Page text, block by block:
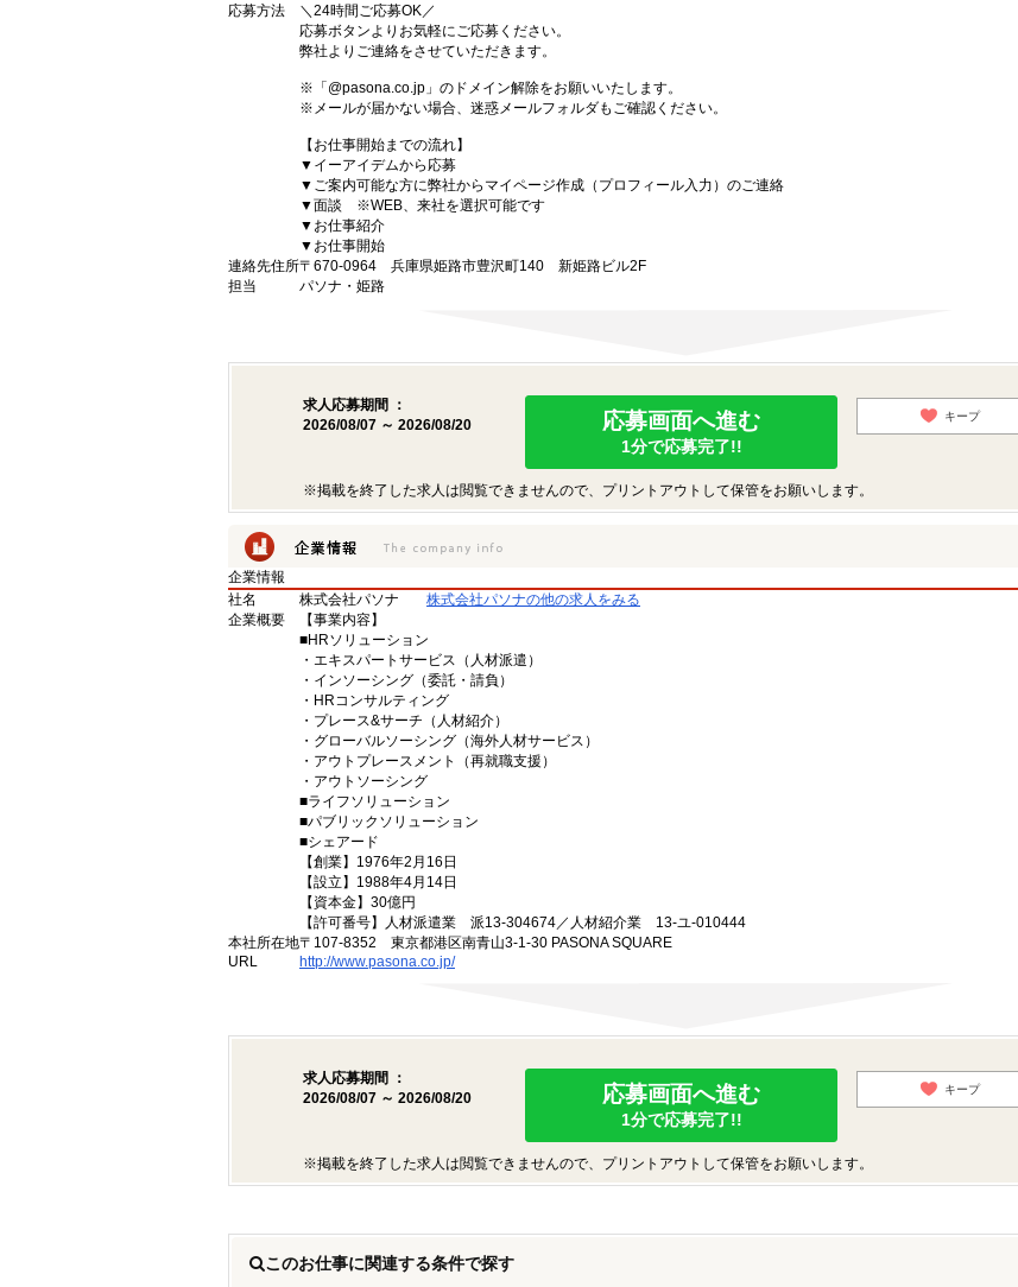
応募方法
＼24時間ご応募OK／
応募ボタンよりお気軽にご応募ください。
弊社よりご連絡をさせていただきます。
※「@pasona.co.jp」のドメイン解除をお願いいたします。
※メールが届かない場合、迷惑メールフォルダもご確認ください。
【お仕事開始までの流れ】
▼イーアイデムから応募
▼ご案内可能な方に弊社からマイページ作成（プロフィール入力）のご連絡
▼面談 ※WEB、来社を選択可能です
▼お仕事紹介
▼お仕事開始
連絡先住所〒670-0964 兵庫県姫路市豊沢町140 新姫路ビル2F
担当
パソナ・姫路
求人応募期間 ：
2026/08/07 ～ 2026/08/20
応募画面へ進む
1分で応募完了!!
キープ
※掲載を終了した求人は閲覧できませんので、プリントアウトして保管をお願いします。
企業情報
社名
株式会社パソナ
株式会社パソナの他の求人をみる
企業概要
【事業内容】
■HRソリューション
・エキスパートサービス（人材派遣）
・インソーシング（委託・請負）
・HRコンサルティング
・プレース&サーチ（人材紹介）
・グローバルソーシング（海外人材サービス）
・アウトプレースメント（再就職支援）
・アウトソーシング
■ライフソリューション
■パブリックソリューション
■シェアード
【創業】1976年2月16日
【設立】1988年4月14日
【資本金】30億円
【許可番号】人材派遣業 派13-304674／人材紹介業 13-ユ-010444
本社所在地〒107-8352 東京都港区南青山3-1-30 PASONA SQUARE
URL
http://www.pasona.co.jp/
求人応募期間 ：
2026/08/07 ～ 2026/08/20
応募画面へ進む
1分で応募完了!!
キープ
※掲載を終了した求人は閲覧できませんので、プリントアウトして保管をお願いします。
このお仕事に関連する条件で探す